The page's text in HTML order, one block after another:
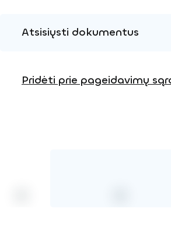
Atsisiųsti dokumentus
Pridėti prie pageidavimų